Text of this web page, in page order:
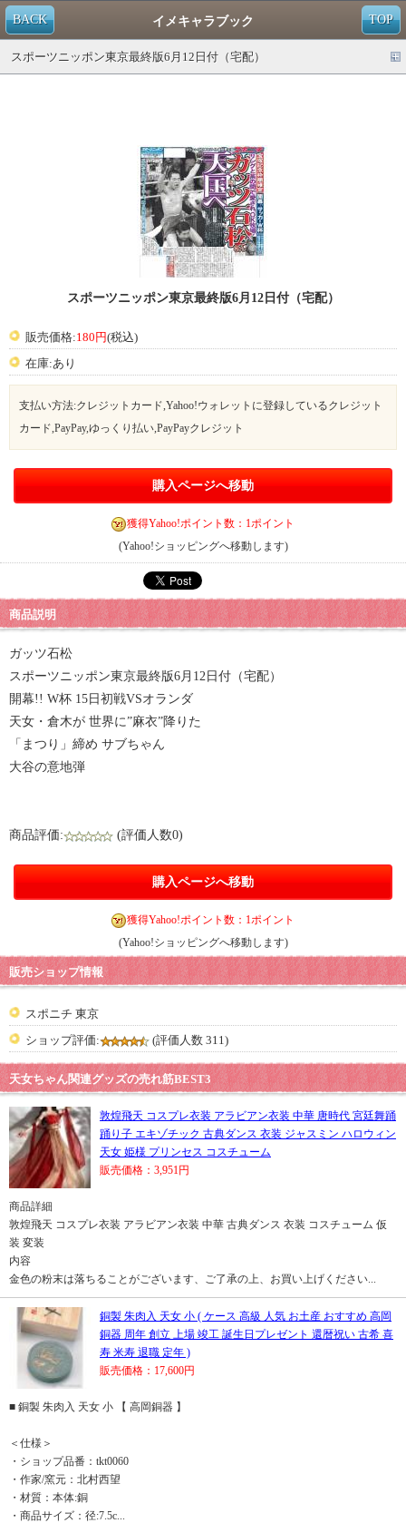
TOP
BACK イメキャラブック
スポーツニッポン東京最終版6月12日付（宅配）
スポーツニッポン東京最終版6月12日付（宅配）
販売価格:180円(税込)
在庫:あり
支払い方法:クレジットカード,Yahoo!ウォレットに登録しているクレジット
カード,PayPay,ゆっくり払い,PayPayクレジット
購入ページへ移動
獲得Yahoo!ポイント数：1ポイント
(Yahoo!ショッピングへ移動します)
商品説明
ガッツ石松
スポーツニッポン東京最終版6月12日付（宅配）
開幕!! W杯 15日初戦VSオランダ
天女・倉木が 世界に”麻衣”降りた
「まつり」締め サブちゃん
大谷の意地弾
商品評価: (評価人数0)
購入ページへ移動
獲得Yahoo!ポイント数：1ポイント
(Yahoo!ショッピングへ移動します)
販売ショップ情報
スポニチ 東京
ショップ評価:
(評価人数 311)
天女ちゃん関連グッズの売れ筋BEST3
敦煌飛天 コスプレ衣装 アラビアン衣装 中華 唐時代 宮廷舞踊
踊り子 エキゾチック 古典ダンス 衣装 ジャスミン ハロウィン
天女 姫様 プリンセス コスチューム
販売価格：3,951円
商品詳細
敦煌飛天 コスプレ衣装 アラビアン衣装 中華 古典ダンス 衣装 コスチューム 仮
装 変装
内容
金色の粉末は落ちることがございます、ご了承の上、お買い上げください...
銅製 朱肉入 天女 小 ( ケース 高級 人気 お土産 おすすめ 高岡
銅器 周年 創立 上場 竣工 誕生日プレゼント 還暦祝い 古希 喜
寿 米寿 退職 定年 )
販売価格：17,600円
■ 銅製 朱肉入 天女 小 【 高岡銅器 】
＜仕様＞
・ショップ品番：tkt0060
・作家/窯元：北村西望
・材質：本体:銅
・商品サイズ：径:7.5c...